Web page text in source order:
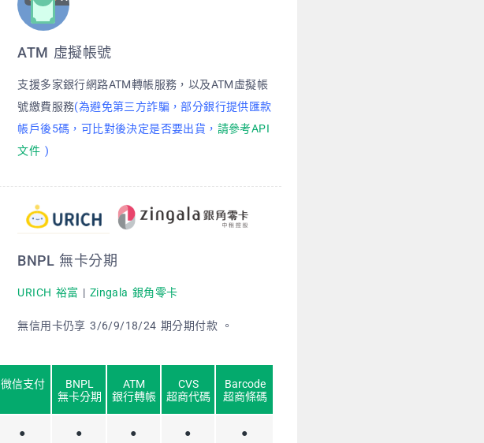
ATM 虛擬帳號
支援多家銀行網路ATM轉帳服務，以及ATM虛擬帳
號繳費服務(為避免第三方詐騙，部分銀行提供匯款
帳戶後5碼，可比對後決定是否要出貨， 請參考API
文件 )
BNPL 無卡分期
URICH 裕富 | Zingala 銀角零卡
無信用卡仍享 3/6/9/18/24 期分期付款 。
微信支付
BNPL
無卡分期
ATM
銀行轉帳
CVS
超商代碼
Barcode
超商條碼
● ● ● ● ●